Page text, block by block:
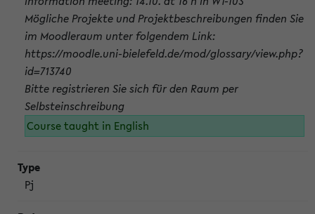
Mögliche Projekte und Projektbeschreibungen finden Sie
im Moodleraum unter folgendem Link:
https://moodle.uni-bielefeld.de/mod/glossary/view.php?
id=713740
Bitte registrieren Sie sich für den Raum per
Selbsteinschreibung
Course taught in English
Pj